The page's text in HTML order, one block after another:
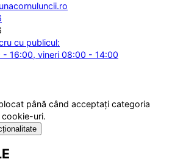
cu publicul:
- 16:00, vineri 08:00 - 14:00
până când acceptați categoria
uri.